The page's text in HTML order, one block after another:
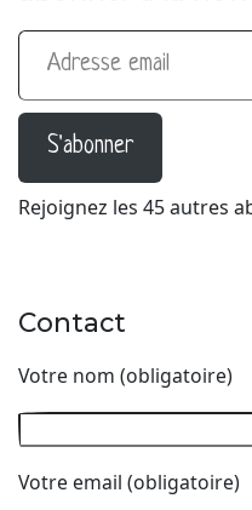
Adresse email
S'abonner
Rejoignez les 45 autres
Contact
Votre nom (obligatoire)
Votre email (obligatoire)